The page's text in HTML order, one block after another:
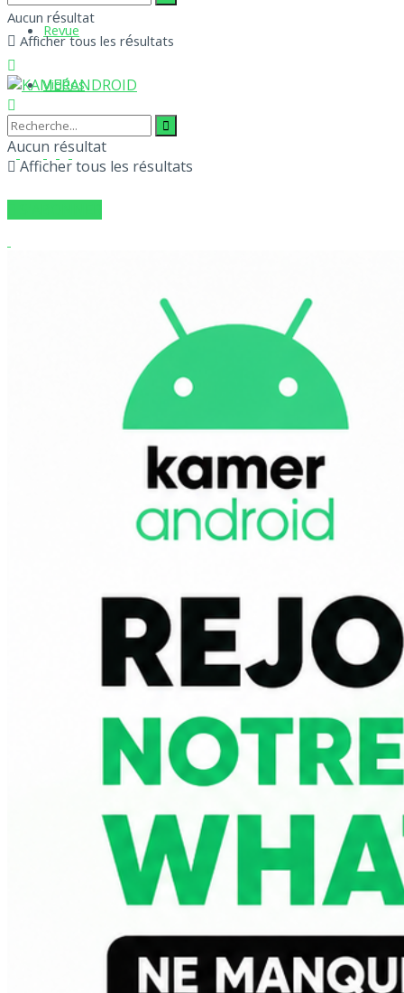
Revue
Vidéos
Aucun résultat
Afficher tous les résultats
Aucun résultat
Afficher tous les résultats